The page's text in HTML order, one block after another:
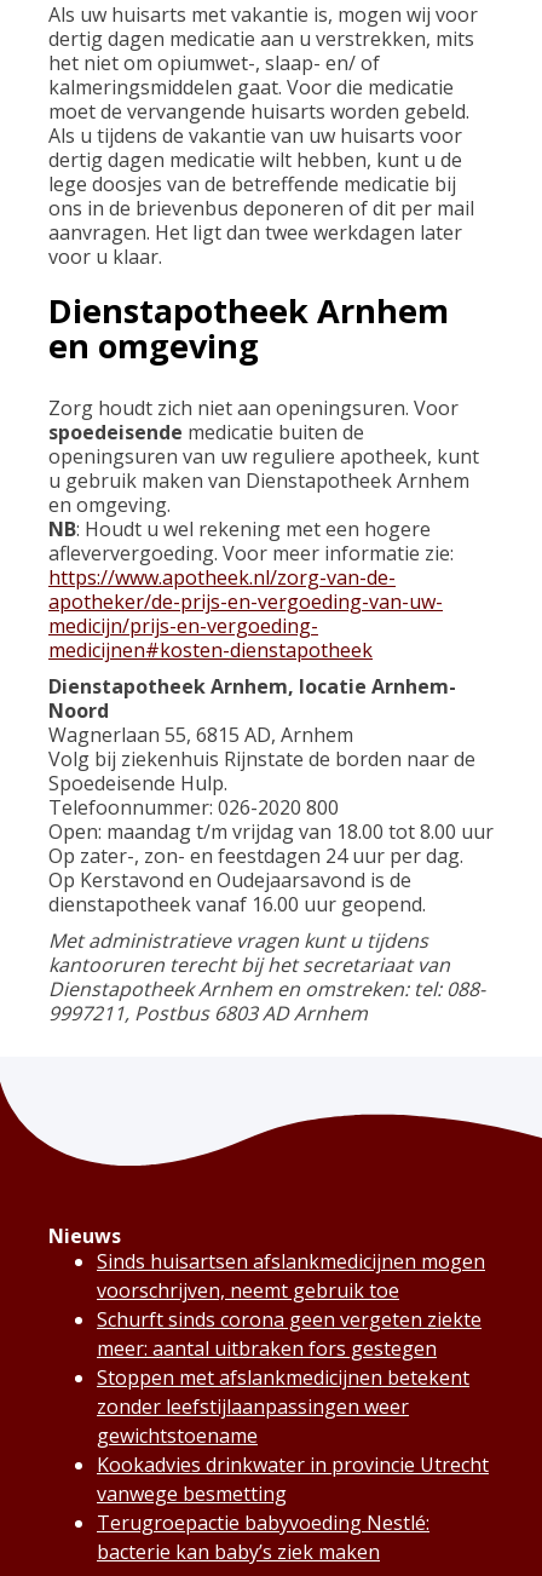
Als uw huisarts met vakantie is, mogen wij voor
dertig dagen medicatie aan u verstrekken, mits
het niet om opiumwet-, slaap- en/ of
kalmeringsmiddelen gaat. Voor die medicatie
moet de vervangende huisarts worden gebeld.
Als u tijdens de vakantie van uw huisarts voor
dertig dagen medicatie wilt hebben, kunt u de
lege doosjes van de betreffende medicatie bij
ons in de brievenbus deponeren of dit per mail
aanvragen. Het ligt dan twee werkdagen later
voor u klaar.
Dienstapotheek Arnhem
en omgeving
Zorg houdt zich niet aan openingsuren. Voor
spoedeisende medicatie buiten de
openingsuren van uw reguliere apotheek, kunt
u gebruik maken van Dienstapotheek Arnhem
en omgeving.
NB: Houdt u wel rekening met een hogere
afleververgoeding. Voor meer informatie zie:
https://www.apotheek.nl/zorg-van-de-
apotheker/de-prijs-en-vergoeding-van-uw-
medicijn/prijs-en-vergoeding-
medicijnen#kosten-dienstapotheek
Dienstapotheek Arnhem, locatie Arnhem-
Noord
Wagnerlaan 55, 6815 AD, Arnhem
Volg bij ziekenhuis Rijnstate de borden naar de
Spoedeisende Hulp.
Telefoonnummer: 026-2020 800
Open: maandag t/m vrijdag van 18.00 tot 8.00 uur
Op zater-, zon- en feestdagen 24 uur per dag.
Op Kerstavond en Oudejaarsavond is de
dienstapotheek vanaf 16.00 uur geopend.
Met administratieve vragen kunt u tijdens
kantooruren terecht bij het secretariaat van
Dienstapotheek Arnhem en omstreken: tel: 088-
9997211, Postbus 6803 AD Arnhem
Nieuws
Sinds huisartsen afslankmedicijnen mogen
voorschrijven, neemt gebruik toe
Schurft sinds corona geen vergeten ziekte
meer: aantal uitbraken fors gestegen
Stoppen met afslankmedicijnen betekent
zonder leefstijlaanpassingen weer
gewichtstoename
Kookadvies drinkwater in provincie Utrecht
vanwege besmetting
Terugroepactie babyvoeding Nestlé:
bacterie kan baby’s ziek maken